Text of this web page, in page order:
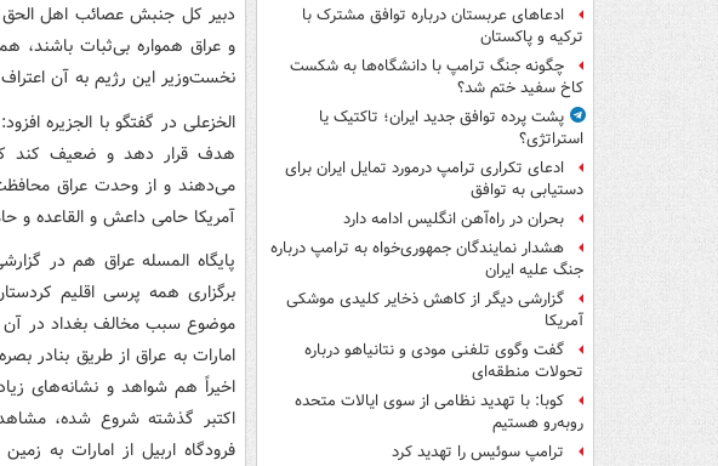
ادعاهای عربستان درباره توافق مشترک با
ترکیه و پاکستان
چگونه جنگ ترامپ با دانشگاه‌ها به شکست
کاخ سفید ختم شد؟
پشت پرده توافق جدید ایران؛ تاکتیک یا
استراتژی؟
ادعای تکراری ترامپ درمورد تمایل ایران برای
دستیابی به توافق
بحران در راه‌آهن انگلیس ادامه دارد
هشدار نمایندگان جمهوری‌خواه به ترامپ درباره
جنگ علیه ایران
گزارشی دیگر از کاهش ذخایر کلیدی موشکی
آمریکا
گفت وگوی تلفنی مودی و نتانیاهو درباره
تحولات منطقه‌ای
کوبا: با تهدید نظامی از سوی ایالات متحده
روبه‌رو هستیم
ترامپ سوئیس را تهدید کرد
دبیر کل جنبش عصائب اهل الحق
و عراق همواره بی‌ثبات باشند،
نخست‌وزیر این رژیم به آن
هدف قرار دهد و ضعیف کند
آمریکا حامی داعش و القاعده و
پایگاه المسله عراق هم در
موضوع سبب مخالف بغداد در
امارات به عراق از طریق بنادر
اخیراً هم شواهد و نشانه‌های
اکتبر گذشته شروع شده،
فرودگاه اربیل از امارات به